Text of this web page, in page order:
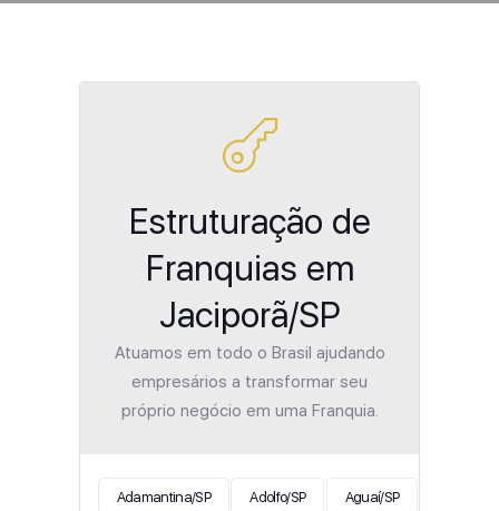
Estruturação de
Franquias em
Jaciporã/SP
Atuamos em todo o Brasil ajudando
empresários a transformar seu
próprio negócio em uma Franquia.
Adamantina/SP Adolfo/SP Aguaí/SP